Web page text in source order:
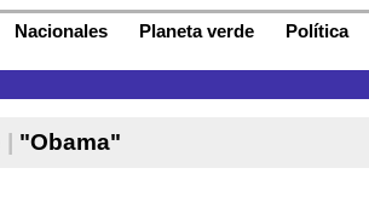
Nacionales Planeta verde Política
"Obama"